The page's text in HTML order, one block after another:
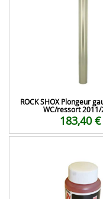
ROCK SHOX Plongeur
WC/ressort 2011/
183,40 €